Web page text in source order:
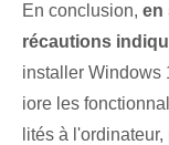
En conclusion, en
récautions
installer Windows
iore les
lités à